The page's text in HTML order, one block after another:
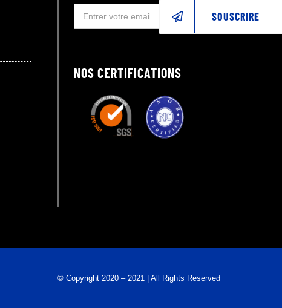
SOUSCRIRE
NOS CERTIFICATIONS
© Copyright 2020 – 2021 | All Rights Reserved